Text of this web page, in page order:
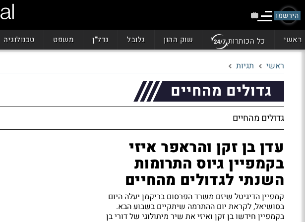
הירשמו
ראשי כל הכותרות שוק ההון גלובל נדל"ן משפט טכנולוגיה
ראשי תגיות
גדולים מהחיים
גדולים מהחיים
עדן בן זקן והראפר איזי
בקמפיין גיוס התרומות
השנתי לגדולים מהחיים
קמפיין הדיגיטל שיזם משרד הפרסום בריקמן יעלה היום
בסושיאל, לקראת יום ההתרמה שיתקיים בשבוע הבא.
בקמפיין חידשו בן זקן ואיזי את שיר מיתולוגי של דורי בן